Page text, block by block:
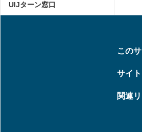
UIJターン窓口
この
サイ
関連